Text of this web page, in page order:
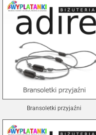
Bransoletki przyjaźni